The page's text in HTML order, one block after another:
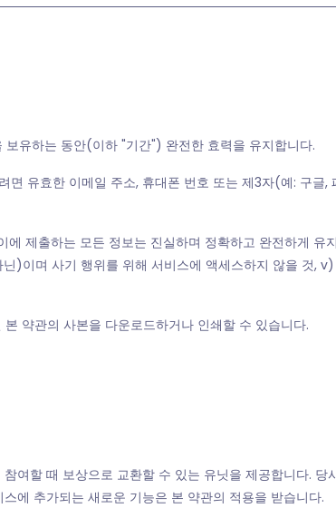
보유하는 동안(이하 "기간") 완전한 효력을 유지합니다.
유효한 이메일 주소, 휴대폰 번호 또는 제3자(예: 구글,
제출하는 모든 정보는 진실하며 정확하고 완전하게 유
)이며 사기 행위를 위해 서비스에 액세스하지 않을 것,
약관의 사본을 다운로드하거나 인쇄할 수 있습니다.
여할 때 보상으로 교환할 수 있는 유닛을 제공합니다. 당
에 추가되는 새로운 기능은 본 약관의 적용을 받습니다.